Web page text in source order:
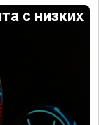
с низких